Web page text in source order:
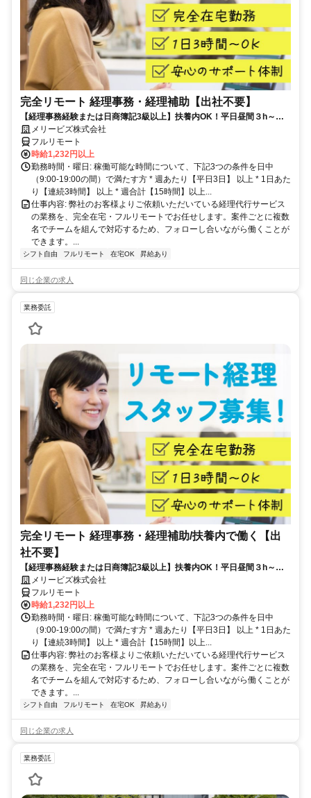
完全リモート 経理事務・経理補助【出社不要】
【経理事務経験または日商簿記3級以上】扶養内OK！平日昼間３h～。
完全在宅で育児・介護中の方も大歓迎♪
メリービズ株式会社
フルリモート
時給1,232円以上
勤務時間・曜日: 稼働可能な時間について、下記3つの条件を日中
（9:00-19:00の間）で満たす方 * 週あたり【平日3日】 以上 * 1日あた
り【連続3時間】 以上 * 週合計【15時間】以上...
仕事内容: 弊社のお客様よりご依頼いただいている経理代行サービス
の業務を、完全在宅・フルリモートでお任せします。案件ごとに複数
名でチームを組んで対応するため、フォローし合いながら働くことが
できます。...
シフト自由 フルリモート 在宅OK 昇給あり
同じ企業の求人
業務委託
完全リモート 経理事務・経理補助/扶養内で働く【出
社不要】
【経理事務経験または日商簿記3級以上】扶養内OK！平日昼間３h～。
完全在宅で育児・介護中の方も大歓迎♪
メリービズ株式会社
フルリモート
時給1,232円以上
勤務時間・曜日: 稼働可能な時間について、下記3つの条件を日中
（9:00-19:00の間）で満たす方 * 週あたり【平日3日】 以上 * 1日あた
り【連続3時間】 以上 * 週合計【15時間】以上...
仕事内容: 弊社のお客様よりご依頼いただいている経理代行サービス
の業務を、完全在宅・フルリモートでお任せします。案件ごとに複数
名でチームを組んで対応するため、フォローし合いながら働くことが
できます。...
シフト自由 フルリモート 在宅OK 昇給あり
同じ企業の求人
業務委託